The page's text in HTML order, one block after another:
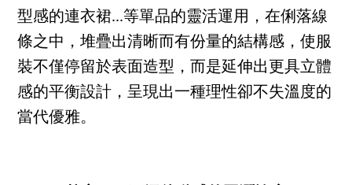
型感的連衣裙...等單品的靈活運用，在俐落線
條之中，堆疊出清晰而有份量的結構感，使服
裝不僅停留於表面造型，而是延伸出更具立體
感的平衡設計，呈現出一種理性卻不失溫度的
當代優雅。